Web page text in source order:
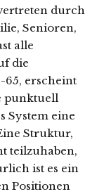
durch
Senioren,
alle
die
65, erscheint
punktuell
System eine
Struktur,
teilzuhaben,
ist es ein
Positionen